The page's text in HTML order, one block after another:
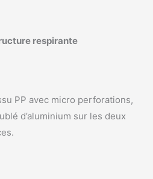
respirante
PP avec micro perforations,
d’aluminium sur les deux